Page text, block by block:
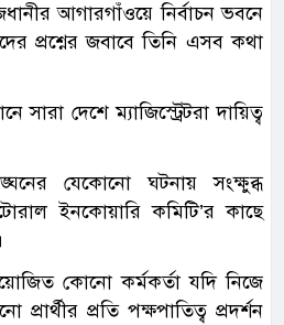
আগারগাঁওয়ে নির্বাচন ভবনে
প্রশ্নের জবাবে তিনি এসব কথা
সারা দেশে ম্যাজিস্ট্রেটরা দায়িত্ব
যেকোনো ঘটনায় সংক্ষুব্ধ
ইনকোয়ারি কমিটি’র কাছে
কোনো কর্মকর্তা যদি নিজে
প্রতি পক্ষপাতিত্ব প্রদর্শন